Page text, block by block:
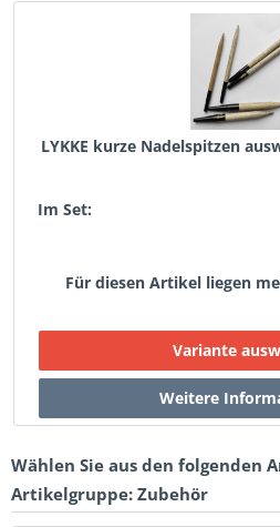
LYKKE kurze Nadelspitzen
Im Set:
Für diesen Artikel liegen
Wählen Sie aus den folgenden
Artikelgruppe: Zubehör